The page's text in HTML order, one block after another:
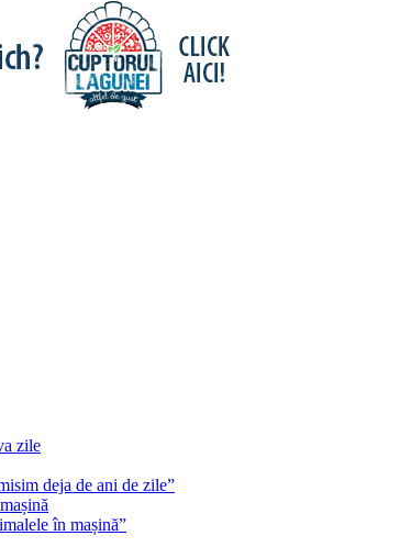
zile
deja de ani de zile”
în mașină”